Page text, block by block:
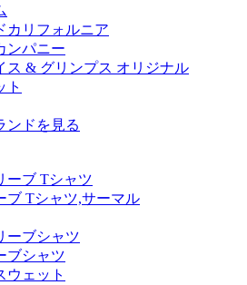
カリフォルニア
ンパニー
ス & グリンプス オリジナル
ト
ンドを見る
ーブ Tシャツ
ブ Tシャツ,サーマル
ーブシャツ
ブシャツ
ウェット